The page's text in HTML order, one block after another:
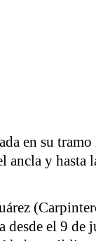
en su
ancla y hasta
desde el 9 de